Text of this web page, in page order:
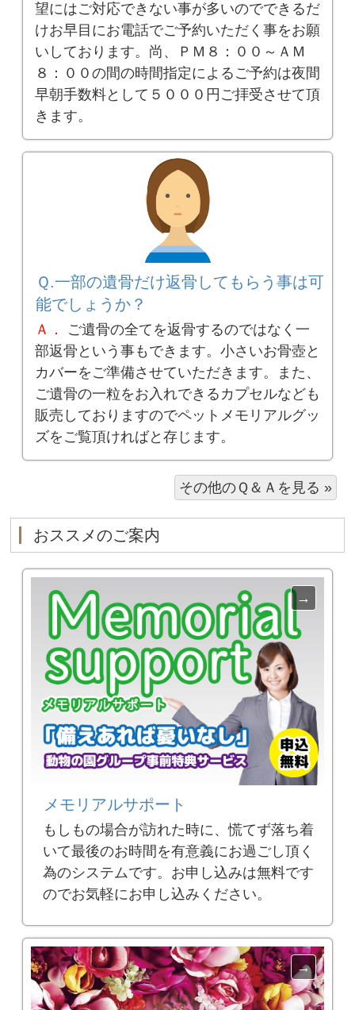
望にはご対応できない事が多いのでできるだ
けお早目にお電話でご予約いただく事をお願
いしております。尚、ＰＭ８：００～ＡＭ
８：００の間の時間指定によるご予約は夜間
早朝手数料として５０００円ご拝受させて頂
きます。
Ｑ.一部の遺骨だけ返骨してもらう事は可
能でしょうか？
Ａ．
ご遺骨の全てを返骨するのではなく一
部返骨という事もできます。小さいお骨壺と
カバーをご準備させていただきます。また、
ご遺骨の一粒をお入れできるカプセルなども
販売しておりますのでペットメモリアルグッ
ズをご覧頂ければと存じます。
その他のＱ＆Ａを見る »
おススメのご案内
メモリアルサポート
もしもの場合が訪れた時に、慌てず落ち着
いて最後のお時間を有意義にお過ごし頂く
為のシステムです。お申し込みは無料です
のでお気軽にお申し込みください。